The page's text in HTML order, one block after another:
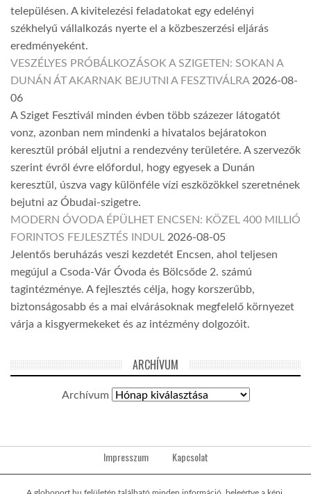
településen. A kivitelezési feladatokat egy edelényi
székhelyű vállalkozás nyerte el a közbeszerzési eljárás
eredményeként.
VESZÉLYES PRÓBÁLKOZÁSOK A SZIGETEN: SOKAN A
DUNÁN ÁT AKARNAK BEJUTNI A FESZTIVÁLRA 2026-08-
06
A Sziget Fesztivál minden évben több százezer látogatót
vonz, azonban nem mindenki a hivatalos bejáratokon
keresztül próbál eljutni a rendezvény területére. A szervezők
szerint évről évre előfordul, hogy egyesek a Dunán
keresztül, úszva vagy különféle vízi eszközökkel szeretnének
bejutni az Óbudai-szigetre.
MODERN ÓVODA ÉPÜLHET ENCSEN: KÖZEL 400 MILLIÓ
FORINTOS FEJLESZTÉS INDUL 2026-08-05
Jelentős beruházás veszi kezdetét Encsen, ahol teljesen
megújul a Csoda-Vár Óvoda és Bölcsőde 2. számú
tagintézménye. A fejlesztés célja, hogy korszerűbb,
biztonságosabb és a mai elvárásoknak megfelelő környezet
várja a kisgyermekeket és az intézmény dolgozóit.
ARCHÍVUM
Archívum
Impresszum Kapcsolat